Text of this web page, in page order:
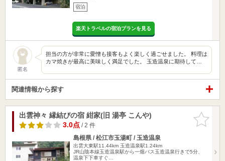
宿泊
楽天トラベルの宿泊プランを見る
匿名
担当の方が非常に愛憎も接客もよく楽しく過ごせました。 料理は
カマ焼きが最高に美味しく満足でした。 玉造温泉に期待して…
関連情報から探す
お気に入
りに追加
出雲神々 縁結びの宿 紺家(旧 湯亭 こんや)
3.0点/ 2 件
島根県 / 松江市玉湯町 / 玉造温泉
出雲大東駅11.44km 玉造温泉駅1.24km
JR山陰本線玉造温泉駅から一畑バス玉造温泉行きで5分、
温泉下下車すぐ…